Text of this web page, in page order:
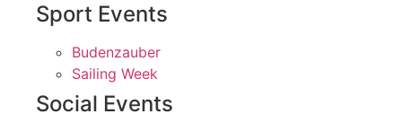
Sport Events
Budenzauber
Sailing Week
Social Events